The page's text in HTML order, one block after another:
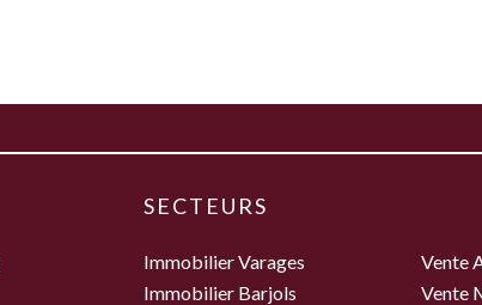
SECTEURS
Immobilier Varages
Immobilier Barjols
Vente
Vente